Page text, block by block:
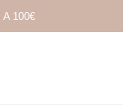
100€